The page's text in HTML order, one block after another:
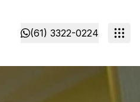
(61) 3322-0224